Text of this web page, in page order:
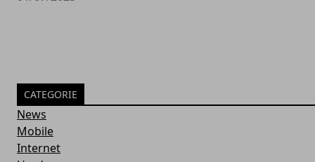
CATEGORIE
News
Mobile
Internet